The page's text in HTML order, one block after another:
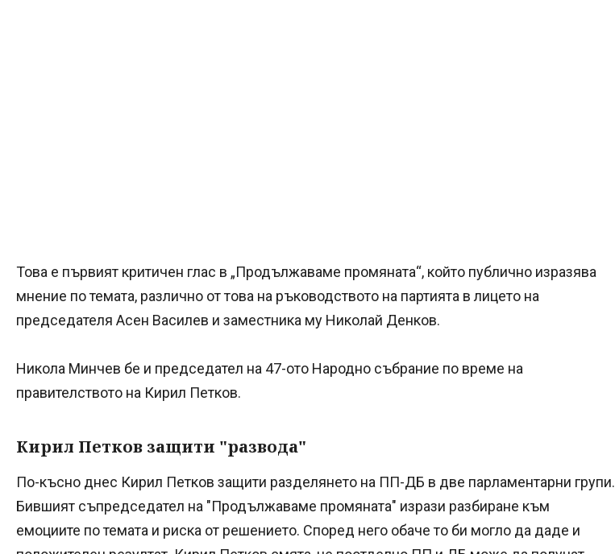
Това е първият критичен глас в „Продължаваме промяната“, който публично изразява
мнение по темата, различно от това на ръководството на партията в лицето на
председателя Асен Василев и заместника му Николай Денков.
Никола Минчев бе и председател на 47-ото Народно събрание по време на
правителството на Кирил Петков.
Кирил Петков защити "развода"
По-късно днес Кирил Петков защити разделянето на ПП-ДБ в две парламентарни групи.
Бившият съпредседател на "Продължаваме промяната" изрази разбиране към
емоциите по темата и риска от решението. Според него обаче то би могло да даде и